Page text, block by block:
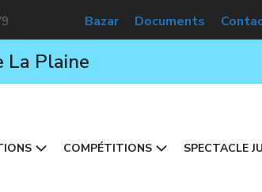
Bazar Documents
La Plaine
COMPÉTITIONS SPECTACLE